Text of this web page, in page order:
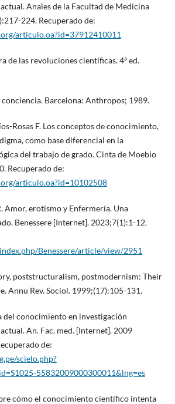
Anales de la Facultad de Medicina
224. Recuperado de:
articulo.oa?id=37912410011
de las revoluciones científicas. 4ª ed.
Barcelona: Anthropos; 1989.
Rosas F. Los conceptos de conocimiento,
como base diferencial en la
del trabajo de grado. Cinta de Moebio
Recuperado de:
articulo.oa?id=10102508
Amor, erotismo y Enfermería. Una
Benessere [Internet]. 2023;7(1):1-12.
Benessere/article/view/2951
poststructuralism, postmodernism: Their
Annu Rev. Sociol. 1999;(17):105-131.
del conocimiento en investigación
An. Fac. med. [Internet]. 2009
de:
scielo.php?
55832009000300011&lng=es
cómo el conocimiento científico intenta